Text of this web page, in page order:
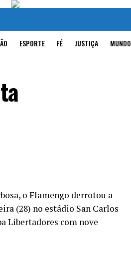
ESPORTE FÉ JUSTIÇA MUNDO
o Flamengo derrotou a
(28) no estádio San Carlos
Libertadores com nove